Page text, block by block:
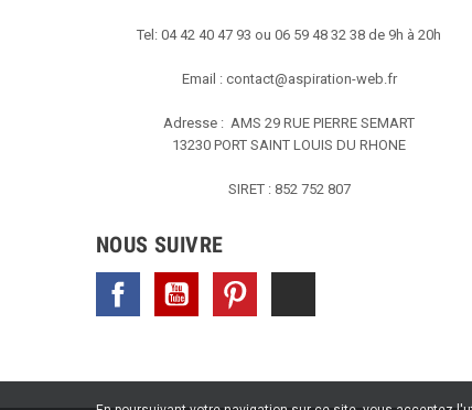
Tel: 04 42 40 47 93 ou 06 59 48 32 38 de 9h à 20h
Email : contact@aspiration-web.fr
Adresse : AMS 29 RUE PIERRE SEMART
13230 PORT SAINT LOUIS DU RHONE
SIRET : 852 752 807
NOUS SUIVRE
Facebook YouTube